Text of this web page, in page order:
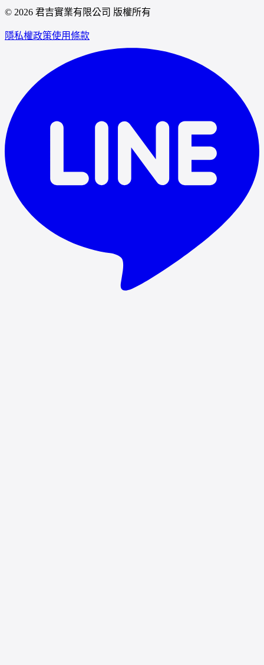
© 2026 君吉實業有限公司 版權所有
隱私權政策使用條款